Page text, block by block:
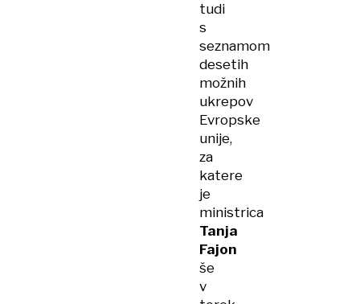
tudi
s
seznamom
desetih
možnih
ukrepov
Evropske
unije,
za
katere
je
ministrica
Tanja
Fajon
še
v